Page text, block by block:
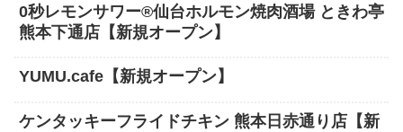
0秒レモンサワー®仙台ホルモン焼肉酒場 ときわ亭
熊本下通店【新規オープン】
YUMU.cafe【新規オープン】
ケンタッキーフライドチキン 熊本日赤通り店【新